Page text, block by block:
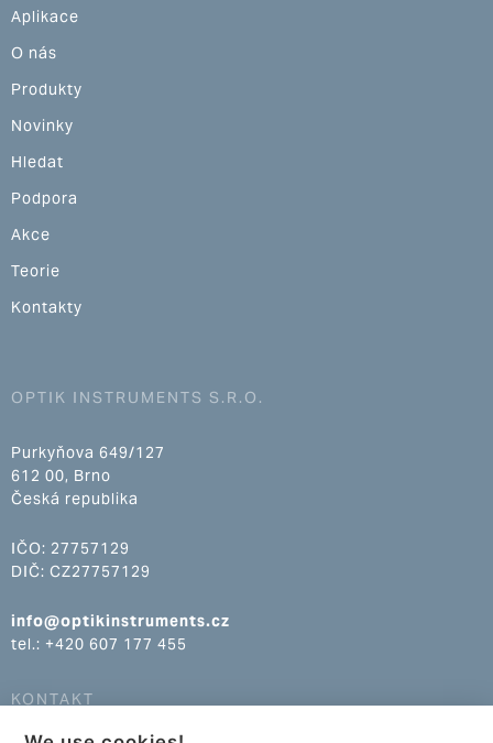
Aplikace
O nás
Produkty
Novinky
Hledat
Podpora
Akce
Teorie
Kontakty
OPTIK INSTRUMENTS S.R.O.
Purkyňova 649/127
612 00, Brno
Česká republika
IČO: 27757129
DIČ: CZ27757129
info@optikinstruments.cz
tel.: +420 607 177 455
KONTAKT